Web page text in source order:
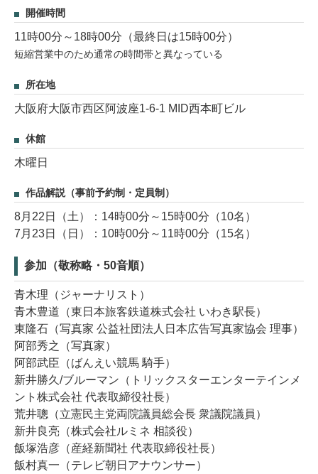
開催時間
11時00分～18時00分（最終日は15時00分）
短縮営業中のため通常の時間帯と異なっている
所在地
大阪府大阪市西区阿波座1-6-1 MID西本町ビル
休館
木曜日
作品解説（事前予約制・定員制）
8月22日（土）：14時00分～15時00分（10名）
7月23日（日）：10時00分～11時00分（15名）
参加（敬称略・50音順）
青木理（ジャーナリスト）
青木豊道（東日本旅客鉄道株式会社 いわき駅長）
東隆石（写真家 公益社団法人日本広告写真家協会 理事）
阿部秀之（写真家）
阿部武臣（ばんえい競馬 騎手）
新井勝久/ブルーマン（トリックスターエンターテインメ
ント株式会社 代表取締役社長）
荒井聰（立憲民主党両院議員総会長 衆議院議員）
新井良亮（株式会社ルミネ 相談役）
飯塚浩彦（産経新聞社 代表取締役社長）
飯村真一（テレビ朝日アナウンサー）